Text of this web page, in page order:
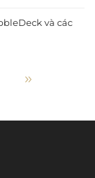
và các